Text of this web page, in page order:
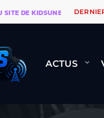
KIDSUNE
ACTUS